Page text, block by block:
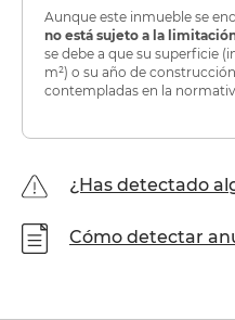
Aunque este inmueble se
no está sujeto a la
se debe a que su superficie
m²) o su año de
contempladas en la
¿Has detectado
Cómo detectar